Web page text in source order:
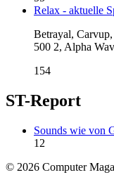
Relax - aktuelle
Betrayal,
500 2, Alpha
154
ST-Report
Sounds wie von
12
© 2026 Computer